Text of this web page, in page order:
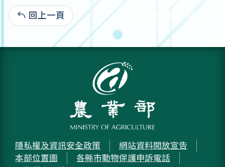
回上一頁 113-07-23:2,096
隱私權及資訊安全政策
網站資料開放宣告
本部位置圖
各縣市動物保護申訴電話